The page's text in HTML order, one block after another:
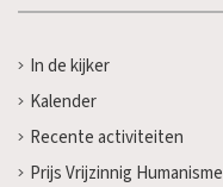
In de kijker
Kalender
Recente activiteiten
Prijs Vrijzinnig Humanisme